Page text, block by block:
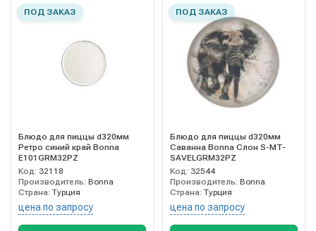
ПОД ЗАКАЗ
Блюдо для пиццы d320мм
Ретро синий край Bonna
E101GRM32PZ
Код: 32118
Производитель: Bonna
Страна: Турция
цена по запросу
ПОД ЗАКАЗ
Блюдо для пиццы d320мм
Саванна Bonna Слон S-MT-
SAVELGRM32PZ
Код: 32544
Производитель: Bonna
Страна: Турция
цена по запросу